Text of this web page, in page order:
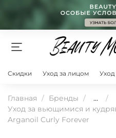
Скидки Уход за лицом Уход
Главная Бренды
...
Уход за вьющимися и
Arganoil Curly Forever